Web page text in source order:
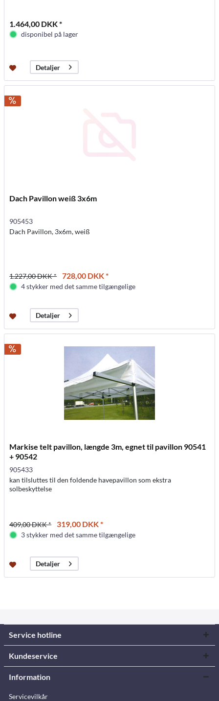
1.464,00 DKK *
disponibel på lager
Detaljer
Dach Pavillon weiß 3x6m
905453
Dach Pavillon, 3x6m, weiß
1.227,00 DKK * 728,00 DKK *
4 stykker med det samme tilgængelige
Detaljer
Markise telt pavillon, længde 3m, egnet til pavillon 90541
+ 90542
905433
kan tilsluttes til den foldende havepavillon som ekstra
solbeskyttelse
409,00 DKK * 319,00 DKK *
3 stykker med det samme tilgængelige
Detaljer
Service hotline
Kundeservice
Information
Servicevilkår